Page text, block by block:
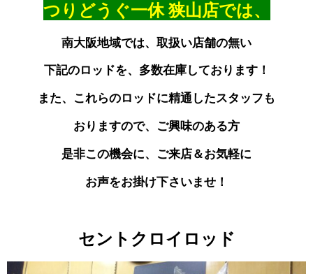
つりどうぐ一休狭山店では、
南大阪地域では、取扱い店舗の無い
下記のロッドを、多数在庫しております！
また、これらのロッドに精通したスタッフも
おりますので、 ご興味のある方
是非この機会に、ご来店＆お気軽に
お声をお掛け下さいませ！
セントクロイロッド